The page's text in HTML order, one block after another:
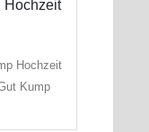
Hochzeit
Kump